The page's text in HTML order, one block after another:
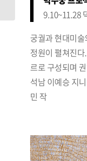
9.10~11.28
궁궐과 현대미
정원이 펼쳐진
르로 구성되며
석남 이예승 지
민 작